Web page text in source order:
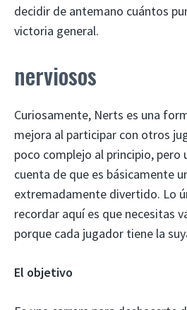
decidir de antemano cuántos
victoria general.
nerviosos
Curiosamente, Nerts es una
mejora al participar con otros
poco complejo al principio, pero
cuenta de que es básicamente
extremadamente divertido. Lo
recordar aquí es que necesitas
porque cada jugador tiene la
El objetivo